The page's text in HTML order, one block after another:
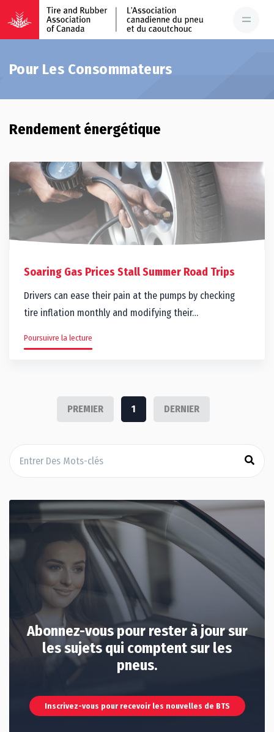
Pour Les Consommateurs
Rendement énergétique
Soaring Gas Prices Stall Summer Road Trips
Drivers can ease their pain at the pumps by checking
tire inflation monthly and modifying their…
Poursuivre la lecture
PREMIER 1 DERNIER
Abonnez-vous pour rester à jour sur
les sujets qui comptent sur les
pneus.
Inscrivez-vous pour recevoir les nouvelles de BTS